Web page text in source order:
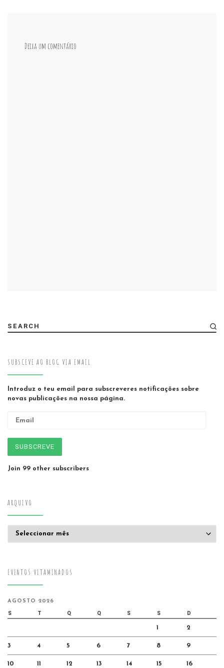
Deixa um comentário
SEARCH
SUBSCEVE AO BLOG VIA EMAIL
Introduz o teu email para subscreveres notificações sobre
novas publicações na nossa página.
SUBSCREVE
Join 99 other subscribers
ARQUIVO
EVENTOS VITAMINADOS
AGOSTO 2026
S T Q Q S S D
1 2
3 4 5 6 7 8 9
10 11 12 13 14 15 16